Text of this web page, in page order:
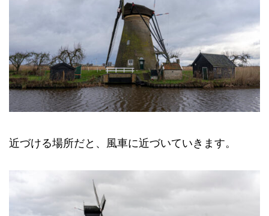
近づける場所だと、風車に近づいていきます。